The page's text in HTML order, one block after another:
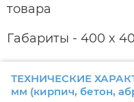
товара
Габариты - 400 x
ТЕХНИЧЕСКИЕ
мм (кирпич, бетон,